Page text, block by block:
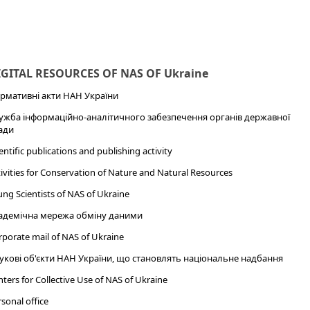
RESOURCES OF NAS OF Ukraine
акти НАН України
інформаційно-аналітичного забезпечення органів державної
publications and publishing activity
for Conservation of Nature and Natural Resources
Scientists of NAS of Ukraine
мережа обміну даними
mail of NAS of Ukraine
об'єкти НАН України, що становлять національне надбання
for Collective Use of NAS of Ukraine
office